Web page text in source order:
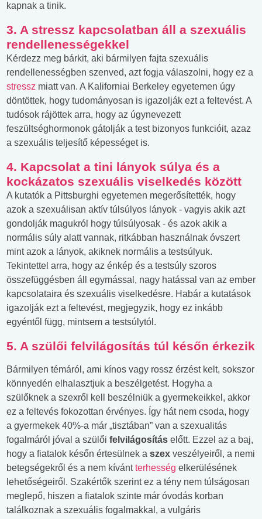
kapnak a tinik.
3. A stressz kapcsolatban áll a szexuális
rendellenességekkel
Kérdezz meg bárkit, aki bármilyen fajta szexuális
rendellenességben szenved, azt fogja válaszolni, hogy ez a
stressz miatt van. A Kaliforniai Berkeley egyetemen úgy
döntöttek, hogy tudományosan is igazolják ezt a feltevést. A
tudósok rájöttek arra, hogy az úgynevezett
feszültséghormonok gátolják a test bizonyos funkcióit, azaz
a szexuális teljesítő képességet is.
4. Kapcsolat a tini lányok súlya és a
kockázatos szexuális viselkedés között
A kutatók a Pittsburghi egyetemen megerősítették, hogy
azok a szexuálisan aktív túlsúlyos lányok - vagyis akik azt
gondolják magukról hogy túlsúlyosak - és azok akik a
normális súly alatt vannak, ritkábban használnak óvszert
mint azok a lányok, akiknek normális a testsúlyuk.
Tekintettel arra, hogy az énkép és a testsúly szoros
összefüggésben áll egymással, nagy hatással van az ember
kapcsolataira és szexuális viselkedésre. Habár a kutatások
igazolják ezt a feltevést, megjegyzik, hogy ez inkább
egyéntől függ, mintsem a testsúlytól.
5. A szülői felvilágosítás túl későn érkezik
Bármilyen témáról, ami kínos vagy rossz érzést kelt, sokszor
könnyedén elhalasztjuk a beszélgetést. Hogyha a
szülőknek a szexről kell beszélniük a gyermekeikkel, akkor
ez a feltevés fokozottan érvényes. Így hát nem csoda, hogy
a gyermekek 40%-a már „tisztában” van a szexualitás
fogalmáról jóval a szülői felvilágosítás előtt. Ezzel az a baj,
hogy a fiatalok későn értesülnek a szex veszélyeiről, a nemi
betegségekről és a nem kívántterhesség elkerülésének
lehetőségeiről. Szakértők szerint ez a tény nem túlságosan
meglepő, hiszen a fiatalok szinte már óvodás korban
találkoznak a szexuális fogalmakkal, a vulgáris